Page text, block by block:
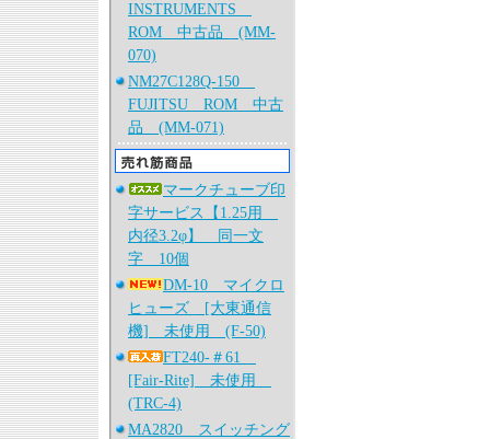
INSTRUMENTS
ROM 中古品 (MM-
070)
NM27C128Q-150
FUJITSU ROM 中古
品 (MM-071)
マークチューブ印
字サービス【1.25用
内径3.2φ】 同一文
字 10個
DM-10 マイクロ
ヒューズ [大東通信
機] 未使用 (F-50)
FT240-＃61
[Fair-Rite] 未使用
(TRC-4)
MA2820 スイッチング